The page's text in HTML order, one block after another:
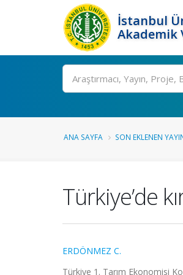
İstanbul
Akademik
Ara
ANA SAYFA SON EKLENEN
Türkiye’de
ERDÖNMEZ C.
Türkiye 1. Tarım Ekonomisi